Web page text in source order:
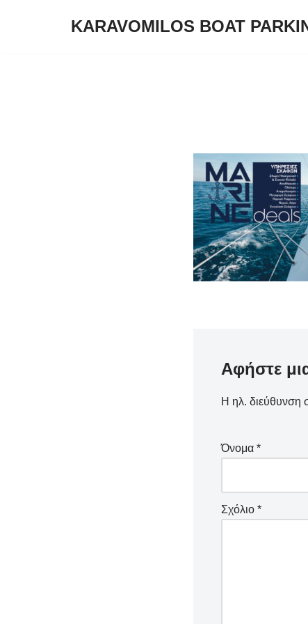
KARAVOMILOS BOAT
Αφήστε
Η ηλ. διεύθυνση
Όνομα *
Σχόλιο *